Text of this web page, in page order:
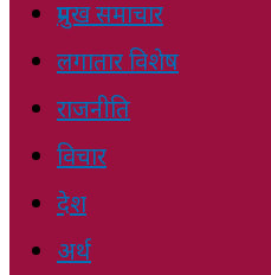
प्रमुख समाचार
लगातार विशेष
राजनीति
विचार
देश
अर्थ